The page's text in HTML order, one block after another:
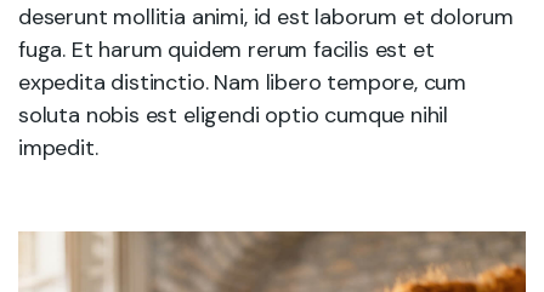
deserunt mollitia animi, id est laborum et dolorum
fuga. Et harum quidem rerum facilis est et
expedita distinctio. Nam libero tempore, cum
soluta nobis est eligendi optio cumque nihil
impedit.